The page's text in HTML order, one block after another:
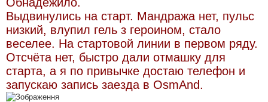
Выдвинулись на старт. Мандража нет, пульс
низкий, влупил гель з героином, стало
веселее. На стартовой линии в первом ряду.
Отсчёта нет, быстро дали отмашку для
старта, а я по привычке достаю телефон и
запускаю запись заезда в OsmAnd.